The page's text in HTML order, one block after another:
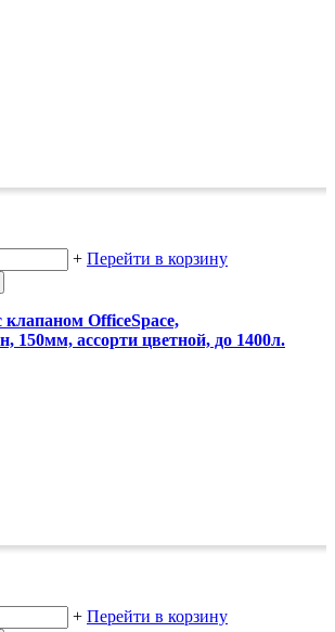
+ Перейти в корзину
OfficeSpace,
150мм, ассорти цветной, до 1400л.
+ Перейти в корзину